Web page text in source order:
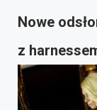
Nowe
z